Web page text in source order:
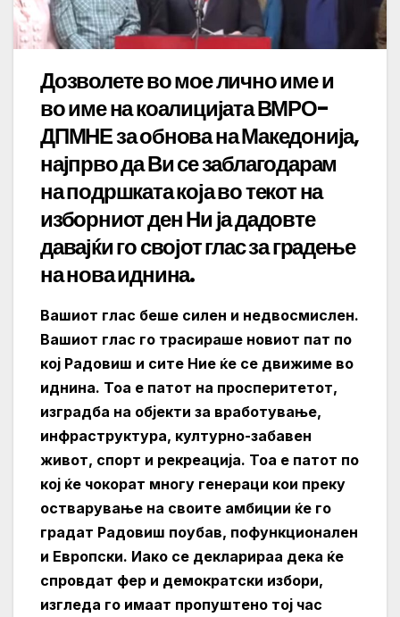
Дозволете во мое лично име и
во име на коалицијата ВМРО-
ДПМНЕ за обнова на Македонија,
најпрво да Ви се заблагодарам
на подршката која во текот на
изборниот ден Ни ја дадовте
давајќи го својот глас за градење
на нова иднина.
Вашиот глас беше силен и недвосмислен.
Вашиот глас го трасираше новиот пат по
кој Радовиш и сите Ние ќе се движиме во
иднина. Тоа е патот на просперитетот,
изградба на објекти за вработување,
инфраструктура, културно-забавен
живот, спорт и рекреација. Тоа е патот по
кој ќе чокорат многу генераци кои преку
остварување на своите амбиции ќе го
градат Радовиш поубав, пофункционален
и Европски. Иако се декларираа дека ќе
спровдат фер и демократски избори,
изгледа го имаат пропуштено тој час